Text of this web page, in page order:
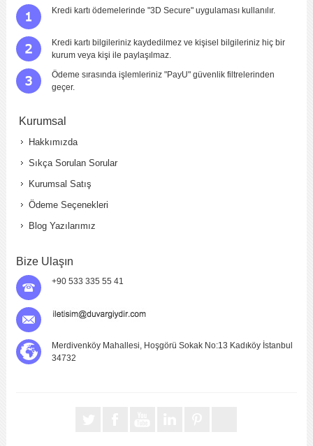
Kredi kartı ödemelerinde "3D Secure" uygulaması kullanılır.
Kredi kartı bilgileriniz kaydedilmez ve kişisel bilgileriniz hiç bir
kurum veya kişi ile paylaşılmaz.
Ödeme sırasında işlemleriniz "PayU" güvenlik filtrelerinden
geçer.
Kurumsal
Hakkımızda
Sıkça Sorulan Sorular
Kurumsal Satış
Ödeme Seçenekleri
Blog Yazılarımız
Bize Ulaşın
+90 533 335 55 41
Merdivenköy Mahallesi, Hoşgörü Sokak No:13 Kadıköy İstanbul
34732